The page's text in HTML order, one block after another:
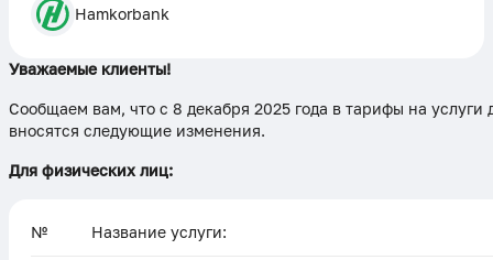
Hamkorbank
Уважаемые клиенты!
Сообщаем вам, что с 8 декабря 2025 года в тарифы на услуги
вносятся следующие изменения.
Для физических лиц:
№ Название услуги: